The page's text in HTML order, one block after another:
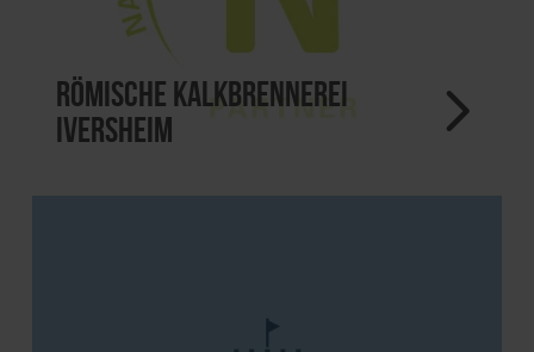
Römische Kalkbrennerei
Iversheim